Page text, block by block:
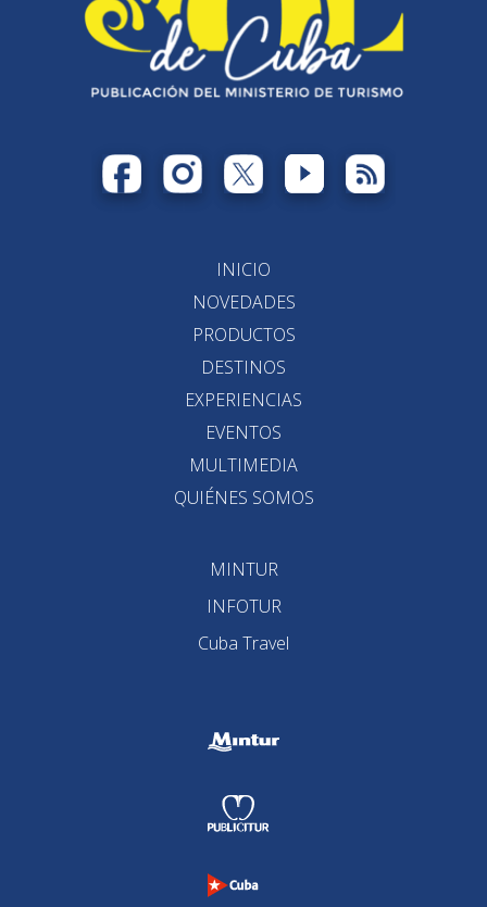
INICIO
NOVEDADES
PRODUCTOS
DESTINOS
EXPERIENCIAS
EVENTOS
MULTIMEDIA
QUIÉNES SOMOS
MINTUR
INFOTUR
Cuba Travel